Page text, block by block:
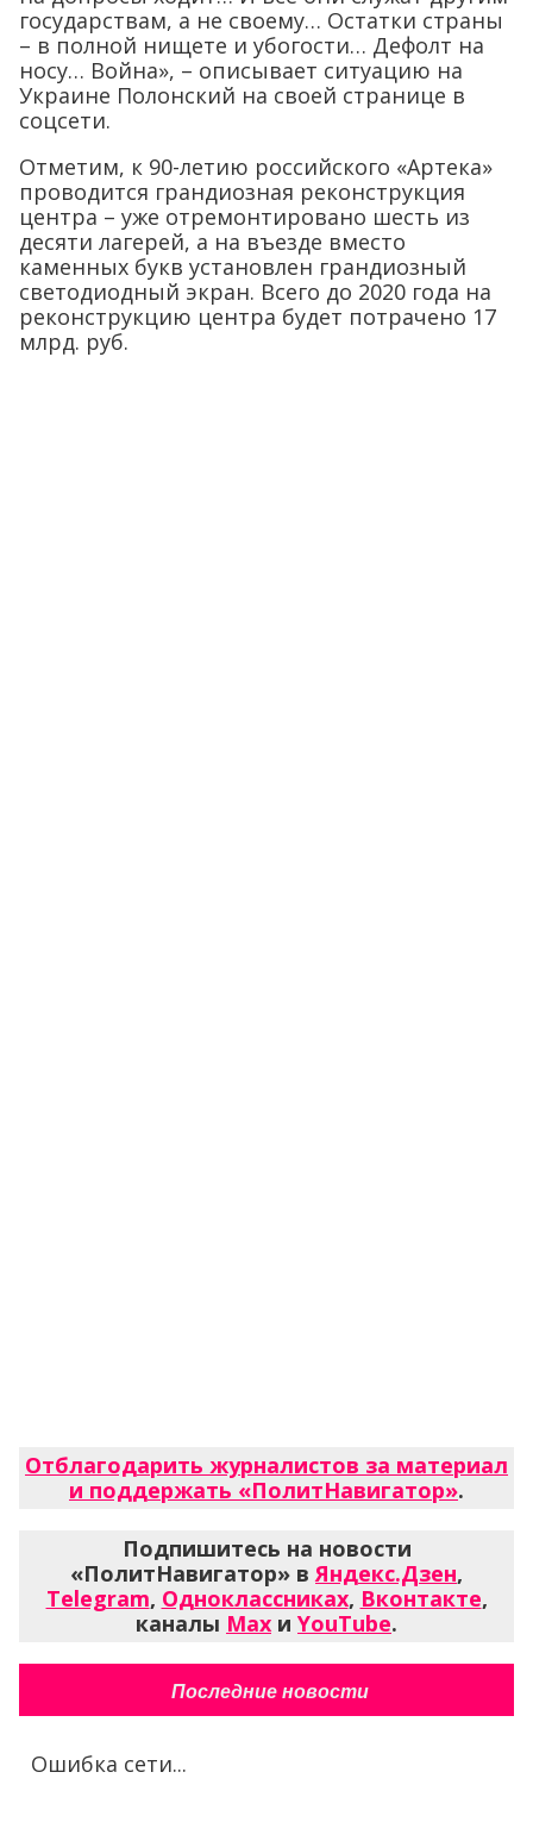
государствам, а не своему… Остатки страны
– в полной нищете и убогости… Дефолт на
носу… Война», – описывает ситуацию на
Украине Полонский на своей странице в
соцсети.
Отметим, к 90-летию российского «Артека»
проводится грандиозная реконструкция
центра – уже отремонтировано шесть из
десяти лагерей, а на въезде вместо
каменных букв установлен грандиозный
светодиодный экран. Всего до 2020 года на
реконструкцию центра будет потрачено 17
млрд. руб.
Отблагодарить журналистов за материал
и поддержать «ПолитНавигатор».
Подпишитесь на новости
«ПолитНавигатор» вЯндекс.Дзен,
Telegram, Одноклассниках, Вконтакте,
каналы Max и YouTube.
Последние новости
Ошибка сети...